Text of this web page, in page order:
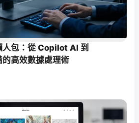
包：從 Copilot AI 到
高效數據處理術